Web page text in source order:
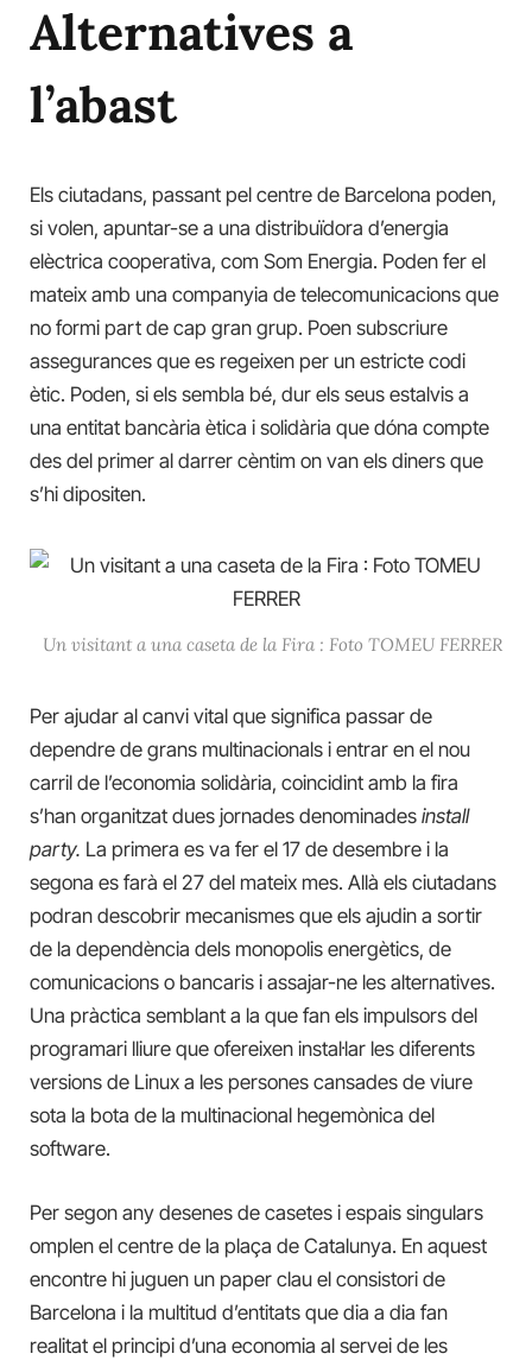
Alternatives a
l’abast
Els ciutadans, passant pel centre de Barcelona poden,
si volen, apuntar-se a una distribuïdora d’energia
elèctrica cooperativa, com Som Energia. Poden fer el
mateix amb una companyia de telecomunicacions que
no formi part de cap gran grup. Poen subscriure
assegurances que es regeixen per un estricte codi
ètic. Poden, si els sembla bé, dur els seus estalvis a
una entitat bancària ètica i solidària que dóna compte
des del primer al darrer cèntim on van els diners que
s’hi dipositen.
Un visitant a una caseta de la Fira : Foto TOMEU FERRER
Per ajudar al canvi vital que significa passar de
dependre de grans multinacionals i entrar en el nou
carril de l’economia solidària, coincidint amb la fira
s’han organitzat dues jornades denominades install
party. La primera es va fer el 17 de desembre i la
segona es farà el 27 del mateix mes. Allà els ciutadans
podran descobrir mecanismes que els ajudin a sortir
de la dependència dels monopolis energètics, de
comunicacions o bancaris i assajar-ne les alternatives.
Una pràctica semblant a la que fan els impulsors del
programari lliure que ofereixen instal·lar les diferents
versions de Linux a les persones cansades de viure
sota la bota de la multinacional hegemònica del
software.
Per segon any desenes de casetes i espais singulars
omplen el centre de la plaça de Catalunya. En aquest
encontre hi juguen un paper clau el consistori de
Barcelona i la multitud d’entitats que dia a dia fan
realitat el principi d’una economia al servei de les